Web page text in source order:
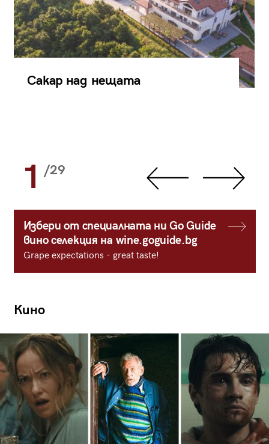
Сакар над нещата
1 /29
Избери от специалната ни Go Guide
вино селекция на wine.goguide.bg
Grape expectations - great taste!
Кино